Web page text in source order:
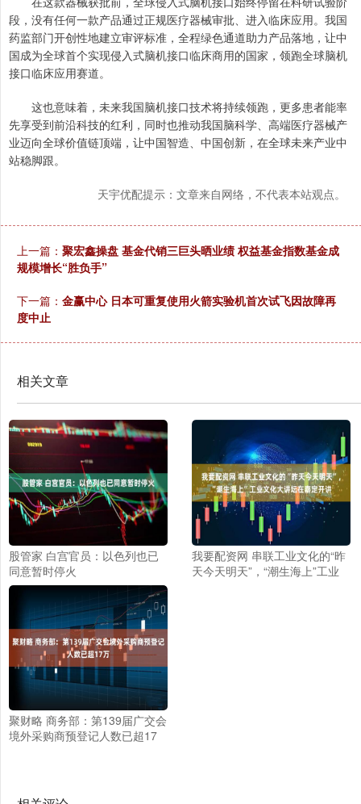
段，没有任何一款产品通过正规医疗器械审批、进入临床应用。我国
药监部门开创性地建立审评标准，全程绿色通道助力产品落地，让中
国成为全球首个实现侵入式脑机接口临床商用的国家，领跑全球脑机
接口临床应用赛道。
这也意味着，未来我国脑机接口技术将持续领跑，更多患者能率
先享受到前沿科技的红利，同时也推动我国脑科学、高端医疗器械产
业迈向全球价值链顶端，让中国智造、中国创新，在全球未来产业中
站稳脚跟。
天宇优配提示：文章来自网络，不代表本站观点。
上一篇： 聚宏鑫操盘 基金代销三巨头晒业绩 权益基金指数基金成
规模增长“胜负手”
下一篇： 金赢中心 日本可重复使用火箭实验机首次试飞因故障再
度中止
相关文章
股管家 白宫官员：以色列也已
同意暂时停火
我要配资网 串联工业文化的“昨
天今天明天”，“潮生海上”工业
聚财略 商务部：第139届广交会
境外采购商预登记人数已超17